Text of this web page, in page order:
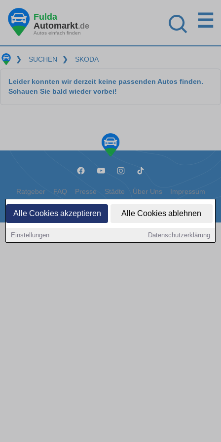
Alle Cookies akzeptieren Alle Cookies ablehnen
Einstellungen Datenschutzerklärung
Fulda
Automarkt.de
Autos einfach finden
☰
❯ SUCHEN ❯ SKODA
Leider konnten wir derzeit keine passenden Autos finden.
Schauen Sie bald wieder vorbei!
Ratgeber FAQ Presse Städte Über Uns Impressum
Datenschutz Cookies
Copyright © 2000 - 2026 | 1A Infosysteme GmbH | Content by: 1a-sites-autos